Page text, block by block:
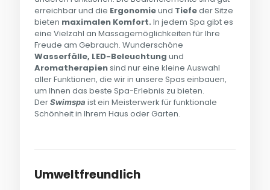
erreichbar und die Ergonomieund Tiefeder Sitze
bieten maximalen Komfort. In jedem Spa gibt es
eine Vielzahl an Massagemöglichkeiten für Ihre
Freude am Gebrauch. Wunderschöne
Wasserfälle, LED-Beleuchtung und
Aromatherapiensind nur eine kleine Auswahl
aller Funktionen, die wir in unsere Spas einbauen,
um Ihnen das beste Spa-Erlebnis zu bieten.
DerSwimspa ist ein Meisterwerk für funktionale
Schönheit in Ihrem Haus oder Garten.
Umweltfreundlich